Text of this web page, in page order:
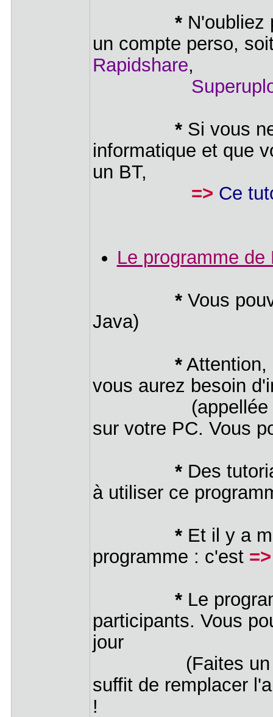
*N'oubliez
un compte perso,
Rapidshare,
* Si vous
informatique et que
un BT,
=> Ce
Le programme de
*Vous
Java)
*Attention,
vous aurez besoin
(appellée
sur votre PC. Vous
*Des
à utiliser ce
*Et il y a
programme : c'est =>
*Le
participants. Vous
jour
(Faites
suffit de remplacer
!